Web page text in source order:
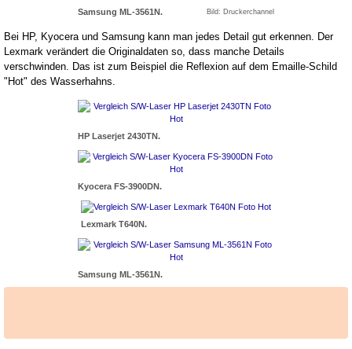
Samsung ML-3561N. Bild: Druckerchannel
Bei HP, Kyocera und Samsung kann man jedes Detail gut erkennen. Der
Lexmark verändert die Originaldaten so, dass manche Details
verschwinden. Das ist zum Beispiel die Reflexion auf dem Emaille-Schild
"Hot" des Wasserhahns.
HP Laserjet 2430TN.
Kyocera FS-3900DN.
Lexmark T640N.
Samsung ML-3561N.